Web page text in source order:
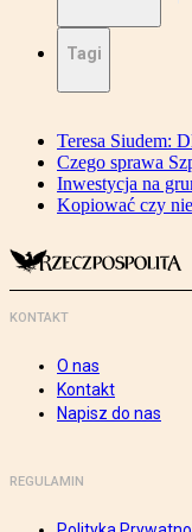
Tagi
Teresa Siudem:
Czego sprawa
Inwestycja na
Kopiować czy
KONTAKT
O nas
Kontakt
Napisz do nas
REGULAMIN